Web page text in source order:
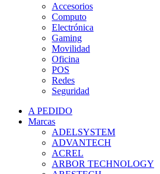
Accesorios
Computo
Electrónica
Gaming
Movilidad
Oficina
POS
Redes
Seguridad
A PEDIDO
Marcas
ADELSYSTEM
ADVANTECH
ACREL
ARBOR TECHNOLOGY